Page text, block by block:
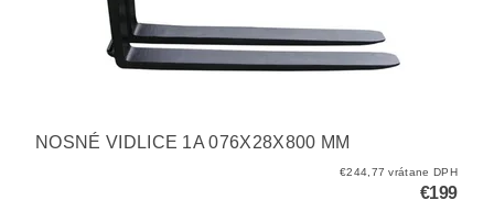
NOSNÉ VIDLICE 1A 076X28X800 MM
€244,77 vrátane DPH
€199